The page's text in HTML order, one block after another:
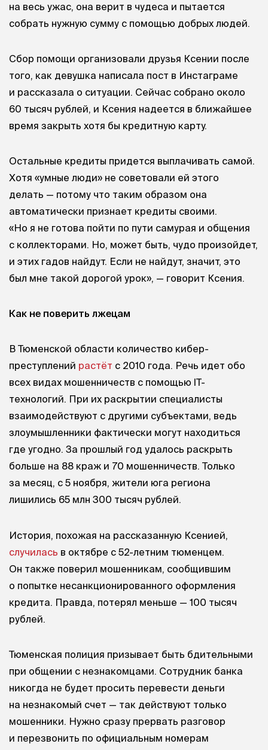
на весь ужас, она верит в чудеса и пытается
собрать нужную сумму с помощью добрых людей.
Сбор помощи организовали друзья Ксении после
того, как девушка написала пост в Инстаграме
и рассказала о ситуации. Сейчас собрано около
60 тысяч рублей, и Ксения надеется в ближайшее
время закрыть хотя бы кредитную карту.
Остальные кредиты придется выплачивать самой.
Хотя «умные люди» не советовали ей этого
делать — потому что таким образом она
автоматически признает кредиты своими.
«Но я не готова пойти по пути самурая и общения
с коллекторами. Но, может быть, чудо произойдет,
и этих гадов найдут. Если не найдут, значит, это
был мне такой дорогой урок», — говорит Ксения.
Как не поверить лжецам
В Тюменской области количество кибер-
преступлений растёт с 2010 года. Речь идет обо
всех видах мошенничеств с помощью IT-
технологий. При их раскрытии специалисты
взаимодействуют с другими субъектами, ведь
злоумышленники фактически могут находиться
где угодно. За прошлый год удалось раскрыть
больше на 88 краж и 70 мошенничеств. Только
за месяц, с 5 ноября, жители юга региона
лишились 65 млн 300 тысяч рублей.
История, похожая на рассказанную Ксенией,
случилась в октябре с 52-летним тюменцем.
Он также поверил мошенникам, сообщившим
о попытке несанкционированного оформления
кредита. Правда, потерял меньше — 100 тысяч
рублей.
Тюменская полиция призывает быть бдительными
при общении с незнакомцами. Сотрудник банка
никогда не будет просить перевести деньги
на незнакомый счет — так действуют только
мошенники. Нужно сразу прервать разговор
и перезвонить по официальным номерам